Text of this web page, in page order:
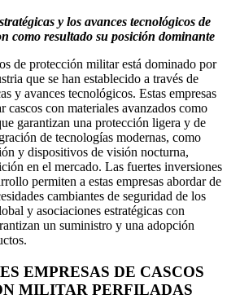
y los avances tecnológicos de
como resultado su posición dominante
de protección militar está dominado por
que se han establecido a través de
y avances tecnológicos. Estas empresas
cascos con materiales avanzados como
garantizan una protección ligera y de
de tecnologías modernas, como
y dispositivos de visión nocturna,
en el mercado. Las fuertes inversiones
permiten a estas empresas abordar de
cambiantes de seguridad de los
y asociaciones estratégicas con
un suministro y una adopción
EMPRESAS DE CASCOS
MILITAR PERFILADAS